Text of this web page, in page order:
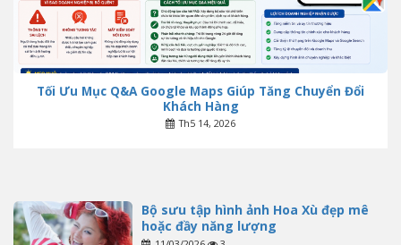
Tối Ưu Mục Q&A Google Maps Giúp Tăng Chuyển Đổi
Khách Hàng
Th5 14, 2026
Bộ sưu tập hình ảnh Hoa Xù đẹp mê
hoặc đầy năng lượng